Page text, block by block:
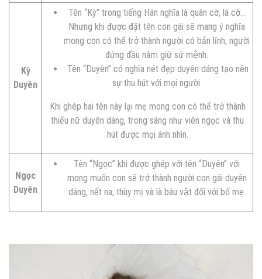
Kỳ
Duyên
Tên “Kỳ” trong tiếng Hán nghĩa là quân cờ, lá cờ…
Nhưng khi được đặt tên con gái sẽ mang ý nghĩa
mong con có thể trở thành người có bản lĩnh, người
đứng đầu nắm giữ sứ mệnh.
Tên “Duyên” có nghĩa nét đẹp duyên dáng tạo nên
sự thu hút với mọi người.
Khi ghép hai tên này lại mẹ mong con có thể trở thành
thiếu nữ duyên dáng, trong sáng như viên ngọc và thu
hút được mọi ánh nhìn.
Ngọc
Duyên
Tên “Ngọc” khi được ghép với tên “Duyên” với
mong muốn con sẽ trở thành người con gái duyên
dáng, nết na, thùy mị và là báu vật đối với bố mẹ.